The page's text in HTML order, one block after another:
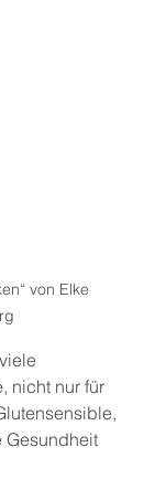
von Elke
nicht nur für
Gesundheit